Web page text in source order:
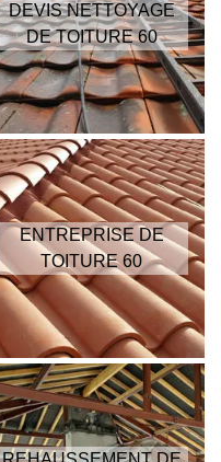
DEVIS NETTOYAGE
DE TOITURE 60
ENTREPRISE DE
TOITURE 60